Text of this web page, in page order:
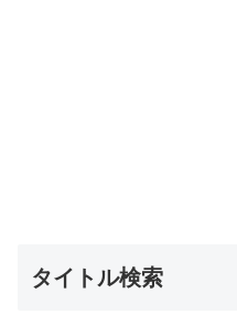
タイトル検索